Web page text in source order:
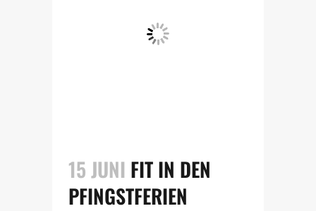
15 JUNI FIT IN DEN
PFINGSTFERIEN